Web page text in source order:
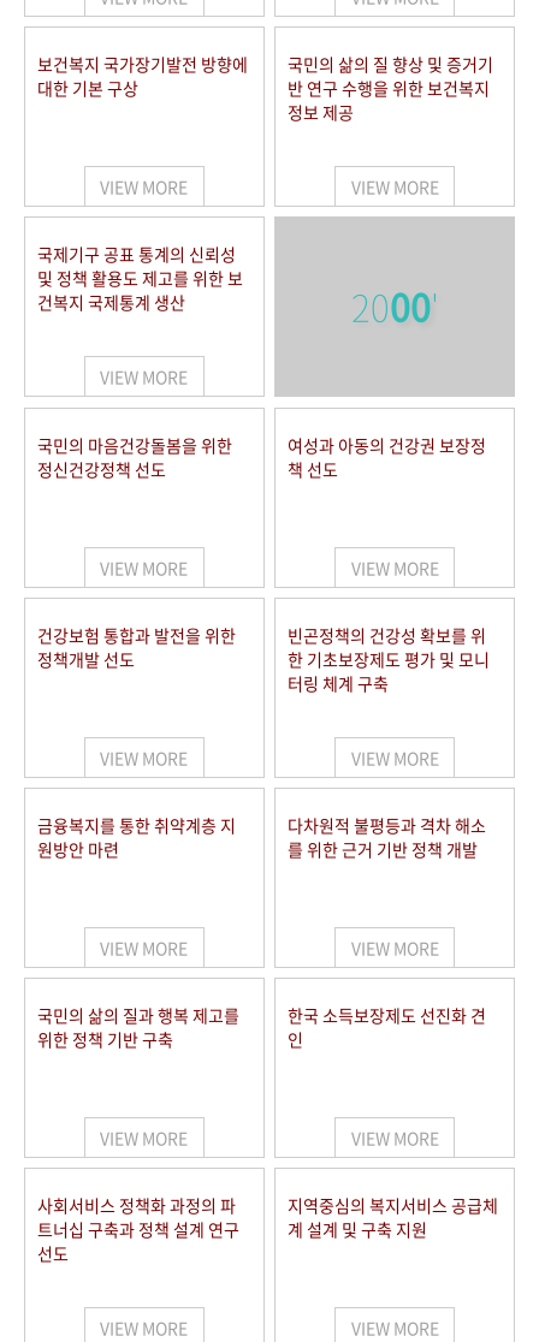
보건복지 국가장기발전 방향에
대한 기본 구상
VIEW MORE
국민의 삶의 질 향상 및 증거기
반 연구 수행을 위한 보건복지
정보 제공
VIEW MORE
국제기구 공표 통계의 신뢰성
및 정책 활용도 제고를 위한 보
건복지 국제통계 생산
VIEW MORE
2000'
국민의 마음건강돌봄을 위한
정신건강정책 선도
VIEW MORE
여성과 아동의 건강권 보장정
책 선도
VIEW MORE
건강보험 통합과 발전을 위한
정책개발 선도
VIEW MORE
빈곤정책의 건강성 확보를 위
한 기초보장제도 평가 및 모니
터링 체계 구축
VIEW MORE
금융복지를 통한 취약계층 지
원방안 마련
VIEW MORE
다차원적 불평등과 격차 해소
를 위한 근거 기반 정책 개발
VIEW MORE
국민의 삶의 질과 행복 제고를
위한 정책 기반 구축
VIEW MORE
한국 소득보장제도 선진화 견
인
VIEW MORE
사회서비스 정책화 과정의 파
트너십 구축과 정책 설계 연구
선도
VIEW MORE
지역중심의 복지서비스 공급체
계 설계 및 구축 지원
VIEW MORE